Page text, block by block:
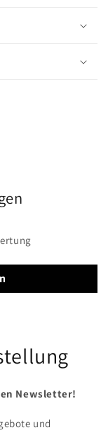
Newsletter!
und